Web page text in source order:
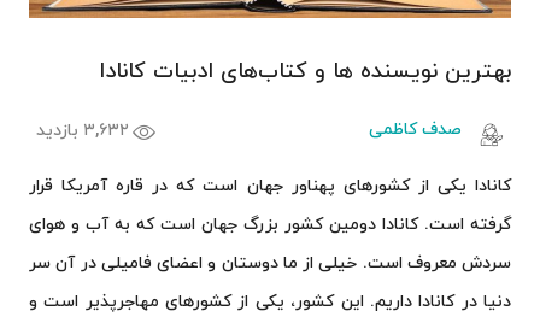
بهترین نویسنده ها و کتاب‌های ادبیات کانادا
صدف کاظمی
۳,۶۳۲ بازدید
کانادا یکی از کشورهای پهناور جهان است که در قاره‌ آمریکا قرار
گرفته است. کانادا دومین کشور بزرگ جهان است که به آب و هوای
سردش معروف است. خیلی از ما دوستان و اعضای فامیلی در آن سر
دنیا در کانادا داریم. این کشور، یکی از کشورهای مهاجرپذیر است و